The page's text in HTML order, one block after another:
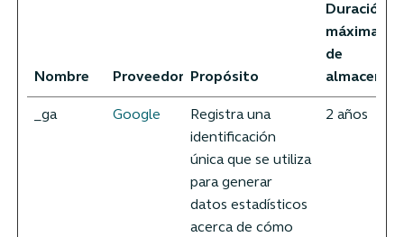
Nombre Proveedor Propósito
Duración
máxima
de
_ga Google
Registra una
identificación
única que se utiliza
para generar
datos estadísticos
acerca de cómo
2 años